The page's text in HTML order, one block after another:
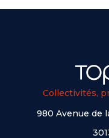
Collectivités,
980 Avenue de